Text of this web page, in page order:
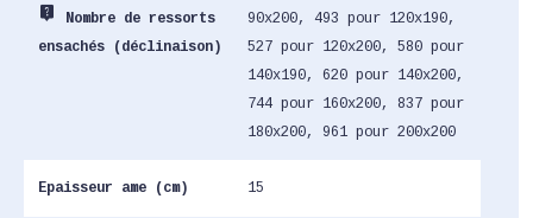
live_help
Nombre de ressorts
ensachés (déclinaison)
90x200, 493 pour 120x190,
527 pour 120x200, 580 pour
140x190, 620 pour 140x200,
744 pour 160x200, 837 pour
180x200, 961 pour 200x200
Epaisseur ame (cm) 15